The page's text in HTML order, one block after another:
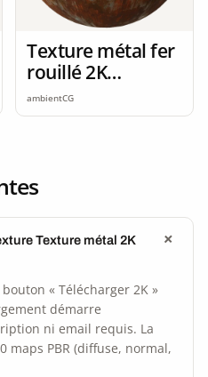
Texture métal fer
rouillé 2K
seamless
ambientCG
Texture métal 2K
« Télécharger 2K »
démarre
ni email requis. La
maps PBR (diffuse, normal,